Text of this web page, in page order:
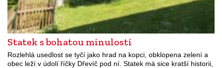
Statek s bohatou minulostí
Rozlehlá usedlost se tyčí jako hrad na kopci, obklopena zelení a
obec leží v údolí říčky Dřevíč pod ní. Statek má sice kratší historii,